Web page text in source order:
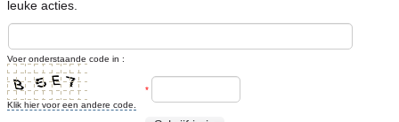
leuke acties.
Voer onderstaande code in :
Klik hier voor een andere code.
*